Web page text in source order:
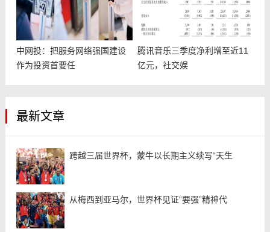
中网投：把服务网络强国建设
作为投资首要任
腾讯音乐三季度净利增至近11
亿元，社交娱
最新文章
跨越三届世界杯，蒙牛以长期主义续写“天生
从梅西到亚马尔，世界杯见证“要强”精神代